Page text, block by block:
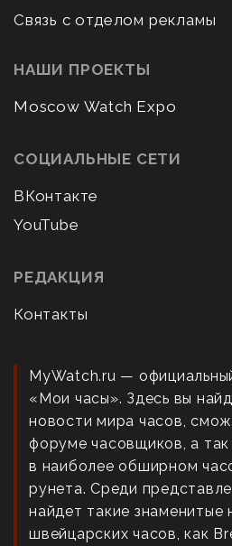
Связь с отделом рекламы
НАШИ ПРОЕКТЫ
Moscow Watch Expo
СОЦИАЛЬНЫЕ СЕТИ
ВКонтакте
YouTube
РЕДАКЦИЯ
Контакты
MyWatch.ru —
«Мои часы». Здесь вы
новости мира часов,
форуме часовщиков, а
в наиболее обширном
рунета. Среди
найдет такие знаменитые
швейцарских часов, как